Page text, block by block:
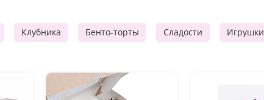
Клубника Бенто-торты Сладости Игрушки